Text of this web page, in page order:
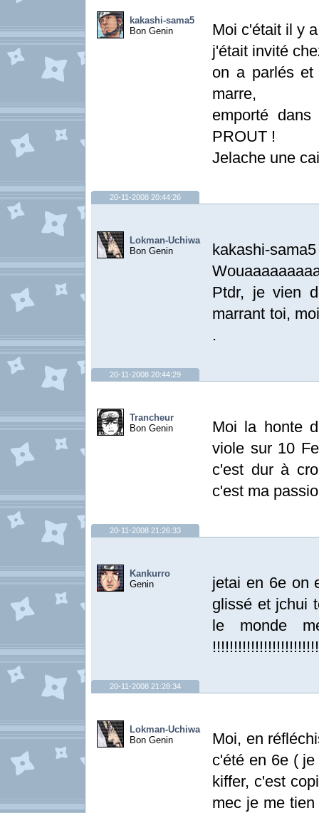
kakashi-sama5
Bon Genin
Moi c'était il y
j'était invité
on a parlés
marre,
emporté
PROUT !
Jelache une
20-11-2008 20:44:26
Lokman-Uchiwa
Bon Genin
Ptdr, je vien
marrant toi,
.
20-11-2008 20:44:29
Trancheur
Bon Genin
Moi la honte
viole sur 10
c'est dur à
c'est ma
20-11-2008 21:26:33
Kankurro
Genin
jetai en 6e on
glissé et jchui
le monde
20-11-2008 21:28:34
Lokman-Uchiwa
Bon Genin
Moi, en
c'été en 6e (
kiffer, c'est
mec je me